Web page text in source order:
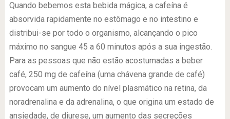
Quando bebemos esta bebida mágica, a cafeína é
absorvida rapidamente no estômago e no intestino e
distribui-se por todo o organismo, alcançando o pico
máximo no sangue 45 a 60 minutos após a sua ingestão.
Para as pessoas que não estão acostumadas a beber
café, 250 mg de cafeína (uma chávena grande de café)
provocam um aumento do nível plasmático na retina, da
noradrenalina e da adrenalina, o que origina um estado de
ansiedade, de diurese, um aumento das secreções